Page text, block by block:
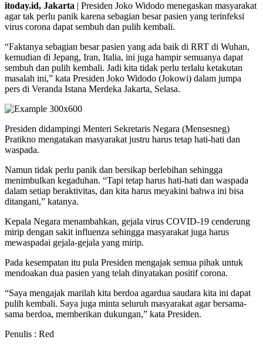
itoday.id, Jakarta | Presiden Joko Widodo menegaskan masyarakat
agar tak perlu panik karena sebagian besar pasien yang terinfeksi
virus corona dapat sembuh dan pulih kembali.
“Faktanya sebagian besar pasien yang ada baik di RRT di Wuhan,
kemudian di Jepang, Iran, Italia, ini juga hampir semuanya dapat
sembuh dan pulih kembali. Jadi kita tidak perlu terlalu ketakutan
masalah ini,” kata Presiden Joko Widodo (Jokowi) dalam jumpa
pers di Veranda Istana Merdeka Jakarta, Selasa.
Presiden didampingi Menteri Sekretaris Negara (Mensesneg)
Pratikno mengatakan masyarakat justru harus tetap hati-hati dan
waspada.
Namun tidak perlu panik dan bersikap berlebihan sehingga
menimbulkan kegaduhan. “Tapi tetap harus hati-hati dan waspada
dalam setiap beraktivitas, dan kita harus meyakini bahwa ini bisa
ditangani,” katanya.
Kepala Negara menambahkan, gejala virus COVID-19 cenderung
mirip dengan sakit influenza sehingga masyarakat juga harus
mewaspadai gejala-gejala yang mirip.
Pada kesempatan itu pula Presiden mengajak semua pihak untuk
mendoakan dua pasien yang telah dinyatakan positif corona.
“Saya mengajak marilah kita berdoa agardua saudara kita ini dapat
pulih kembali. Saya juga minta seluruh masyarakat agar bersama-
sama berdoa, memberikan dukungan,” kata Presiden.
Penulis : Red